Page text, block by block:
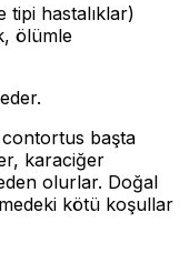
tipi hastalıklar)
ölümle
başta
karaciğer
olurlar. Doğal
kötü koşullar